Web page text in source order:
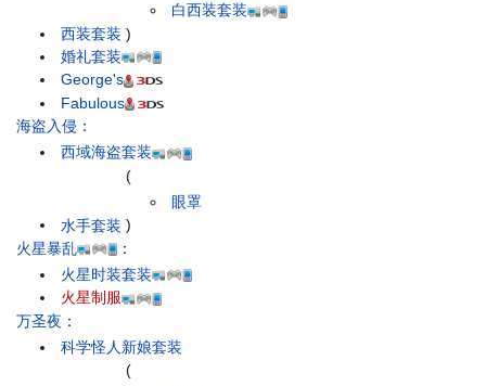
西装套装
白西装套装
)
婚礼套装
George's
Fabulous
海盗入侵 ：
西域海盗套装
水手套装
(
眼罩
)
火星暴乱
：
火星时装套装
火星制服
万圣夜 ：
科学怪人新娘套装
(